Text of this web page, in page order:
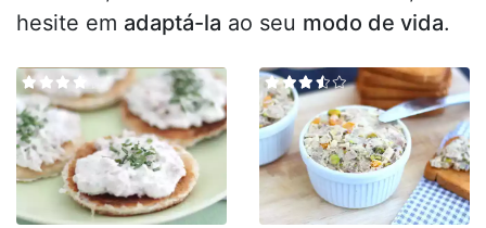
hesite em adaptá-la ao seu modo de vida.